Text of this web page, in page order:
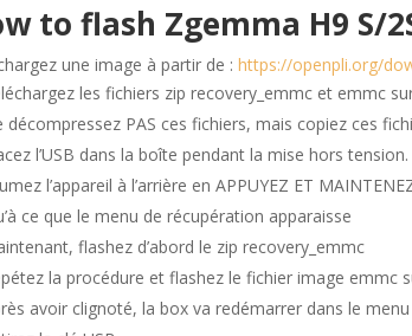
to flash Zgemma H9 S/
une image à partir de :https://openpli.org/
les fichiers zip recovery_emmc et emmc
décompressez PAS ces fichiers, mais copiez ces
l’USB dans la boîte pendant la mise hors tension.
l’appareil à l’arrière en APPUYEZ ET
ce que le menu de récupération apparaisse
flashez d’abord le zip recovery_emmc
la procédure et flashez le fichier image emmc
avoir clignoté, la box va redémarrer dans le